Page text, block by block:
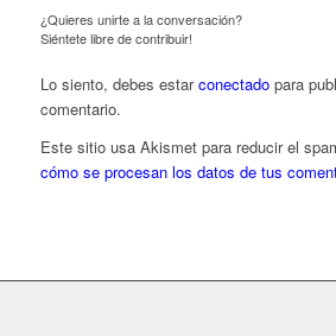
¿Quieres unirte a la conversación?
Siéntete libre de contribuir!
Lo siento, debes estarconectadopara
comentario.
Este sitio usa Akismet para reducir el
cómo se procesan los datos de tus